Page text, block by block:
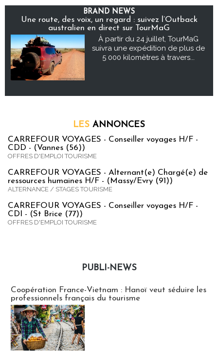
BRAND NEWS
Une route, des voix, un regard : suivez l’Outback
australien en direct sur TourMaG
À partir du 24 juillet, TourMaG
suivra une expédition de plus de
5 000 kilomètres à travers...
LES ANNONCES
CARREFOUR VOYAGES - Conseiller voyages H/F -
CDD - (Vannes (56))
OFFRES D'EMPLOI TOURISME
CARREFOUR VOYAGES - Alternant(e) Chargé(e) de
ressources humaines H/F - (Massy/Evry (91))
ALTERNANCE / STAGES TOURISME
CARREFOUR VOYAGES - Conseiller voyages H/F -
CDI - (St Brice (77))
OFFRES D'EMPLOI TOURISME
PUBLI-NEWS
Coopération France-Vietnam : Hanoï veut séduire les
professionnels français du tourisme